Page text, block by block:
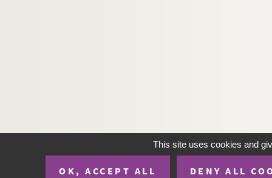
This site uses cookies and
OK, ACCEPT ALL DENY ALL